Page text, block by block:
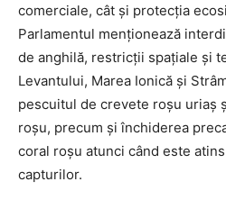
comerciale, cât și protecția
Parlamentul menționează
de anghilă, restricții spațiale și
Levantului, Marea Ionică și
pescuitul de crevete roșu uriaș
roșu, precum și închiderea
coral roșu atunci când este
capturilor.